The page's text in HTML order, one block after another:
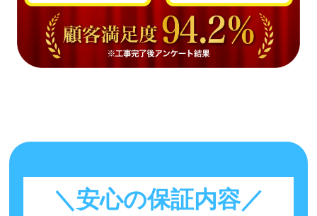
＼安心の保証内容／